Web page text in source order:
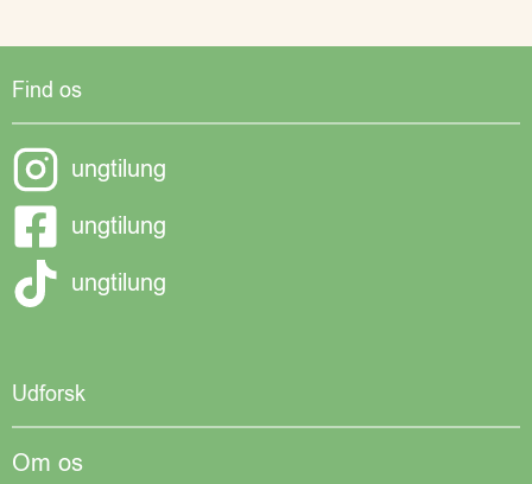
Find os
ungtilung
ungtilung
ungtilung
Udforsk
Om os